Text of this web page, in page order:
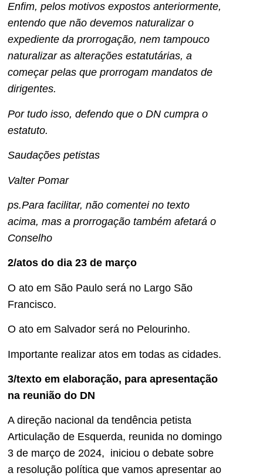
Enfim, pelos motivos expostos anteriormente,
entendo que não devemos naturalizar o
expediente da prorrogação, nem tampouco
naturalizar as alterações estatutárias, a
começar pelas que prorrogam mandatos de
dirigentes.
Por tudo isso, defendo que o DN cumpra o
estatuto.
Saudações petistas
Valter Pomar
ps.Para facilitar, não comentei no texto
acima, mas a prorrogação também afetará o
Conselho
2/atos do dia 23 de março
O ato em São Paulo será no Largo São
Francisco.
O ato em Salvador será no Pelourinho.
Importante realizar atos em todas as cidades.
3/texto em elaboração, para apresentação
na reunião do DN
A direção nacional da tendência petista
Articulação de Esquerda, reunida no domingo
3 de março de 2024, iniciou o debate sobre
a resolução política que vamos apresentar ao